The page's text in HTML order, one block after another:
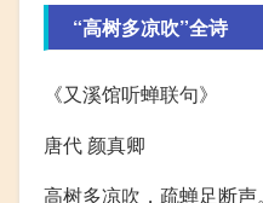
“高树多凉吹”全诗
《又溪馆听蝉联句》
唐代 颜真卿
高树多凉吹，疏蝉足断声。